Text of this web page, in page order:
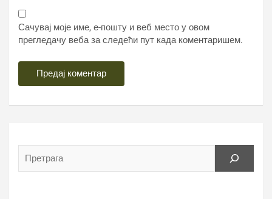
Сачувај моје име, е-пошту и веб место у овом
прегледачу веба за следећи пут када коментаришем.